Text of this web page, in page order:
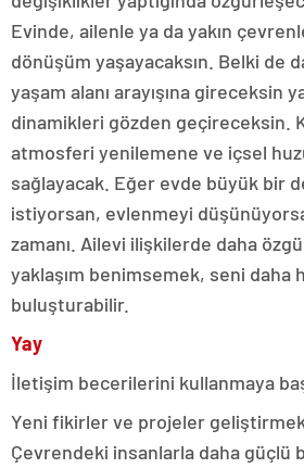
Evinde, ailenle ya da yakın
dönüşüm yaşayacaksın. Belki de
yaşam alanı arayışına gireceksin
dinamikleri gözden geçireceksin.
atmosferi yenilemene ve içsel
sağlayacak. Eğer evde büyük bir
istiyorsan, evlenmeyi
zamanı. Ailevi ilişkilerde daha
yaklaşım benimsemek, seni daha
buluşturabilir.
Yay
İletişim becerilerini kullanmaya
Yeni fikirler ve projeler geliştirmek
Çevrendeki insanlarla daha güçlü